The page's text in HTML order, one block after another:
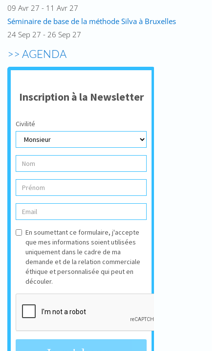
09 Avr 27 - 11 Avr 27
Séminaire de base de la méthode Silva à Bruxelles
24 Sep 27 - 26 Sep 27
>> AGENDA